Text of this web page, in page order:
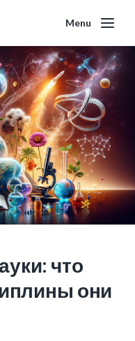
Menu
что
они